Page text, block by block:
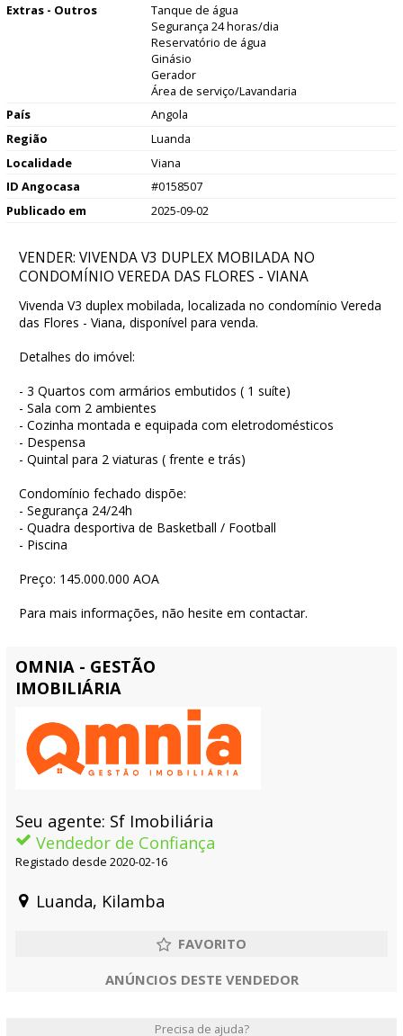
Extras - Outros
Tanque de água
Segurança 24 horas/dia
Reservatório de água
Ginásio
Gerador
Área de serviço/Lavandaria
País
Angola
Região
Luanda
Localidade
Viana
ID Angocasa
#0158507
Publicado em
2025-09-02
VENDER: VIVENDA V3 DUPLEX MOBILADA NO
CONDOMÍNIO VEREDA DAS FLORES - VIANA
Vivenda V3 duplex mobilada, localizada no condomínio Vereda
das Flores - Viana, disponível para venda.
Detalhes do imóvel:
- 3 Quartos com armários embutidos ( 1 suíte)
- Sala com 2 ambientes
- Cozinha montada e equipada com eletrodomésticos
- Despensa
- Quintal para 2 viaturas ( frente e trás)
Condomínio fechado dispõe:
- Segurança 24/24h
- Quadra desportiva de Basketball / Football
- Piscina
Preço: 145.000.000 AOA
Para mais informações, não hesite em contactar.
OMNIA - GESTÃO
IMOBILIÁRIA
Seu agente: Sf Imobiliária
Vendedor de Confiança
Registado desde 2020-02-16
Luanda, Kilamba
ANÚNCIOS DESTE VENDEDOR
Precisa de ajuda?